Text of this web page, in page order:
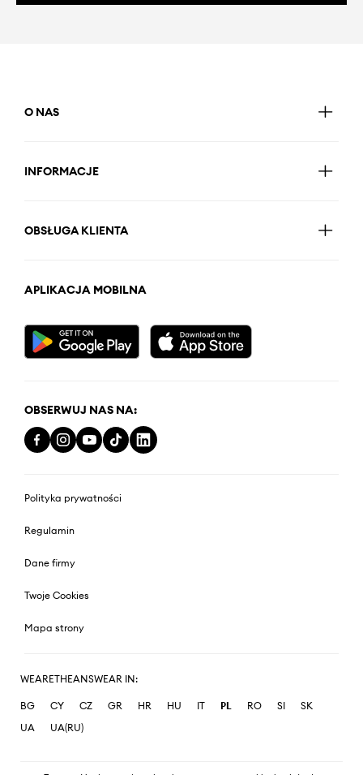
O NAS
INFORMACJE
OBSŁUGA KLIENTA
APLIKACJA MOBILNA
OBSERWUJ NAS NA:
Polityka prywatności
Regulamin
Dane firmy
Twoje Cookies
Mapa strony
WEARETHEANSWEAR IN:
BG CY CZ GR HR HU IT PL RO SI
SK
UA
UA(RU)